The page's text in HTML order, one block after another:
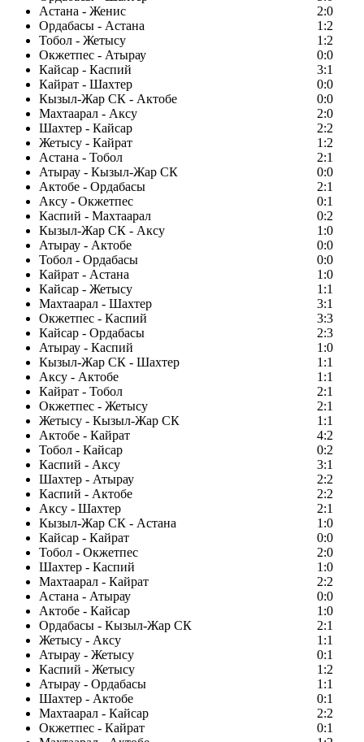
Астана - Женис
2:0
Ордабасы - Астана
1:2
Тобол - Жетысу
1:2
Окжетпес - Атырау
0:0
Кайсар - Каспий
3:1
Кайрат - Шахтер
0:0
Кызыл-Жар СК - Актобе
0:0
Махтаарал - Аксу
2:0
Шахтер - Кайсар
2:2
Жетысу - Кайрат
1:2
Астана - Тобол
2:1
Атырау - Кызыл-Жар СК
0:0
Актобе - Ордабасы
2:1
Аксу - Окжетпес
0:1
Каспий - Махтаарал
0:2
Кызыл-Жар СК - Аксу
1:0
Атырау - Актобе
0:0
Тобол - Ордабасы
0:0
Кайрат - Астана
1:0
Кайсар - Жетысу
1:1
Махтаарал - Шахтер
3:1
Окжетпес - Каспий
3:3
Кайсар - Ордабасы
2:3
Атырау - Каспий
1:0
Кызыл-Жар СК - Шахтер
1:1
Аксу - Актобе
1:1
Кайрат - Тобол
2:1
Окжетпес - Жетысу
2:1
Жетысу - Кызыл-Жар СК
1:1
Актобе - Кайрат
4:2
Тобол - Кайсар
0:2
Каспий - Аксу
3:1
Шахтер - Атырау
2:2
Каспий - Актобе
2:2
Аксу - Шахтер
2:1
Кызыл-Жар СК - Астана
1:0
Кайсар - Кайрат
0:0
Тобол - Окжетпес
2:0
Шахтер - Каспий
1:0
Махтаарал - Кайрат
2:2
Астана - Атырау
0:0
Актобе - Кайсар
1:0
Ордабасы - Кызыл-Жар СК
2:1
Жетысу - Аксу
1:1
Атырау - Жетысу
0:1
Каспий - Жетысу
1:2
Атырау - Ордабасы
1:1
Шахтер - Актобе
0:1
Махтаарал - Кайсар
2:2
Окжетпес - Кайрат
0:1